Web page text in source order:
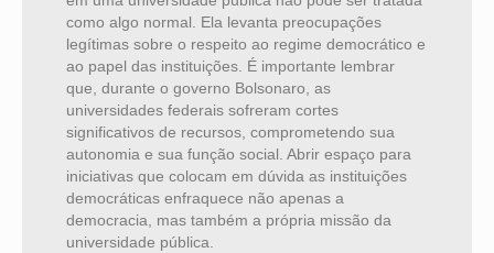
como algo normal. Ela levanta preocupações
legítimas sobre o respeito ao regime democrático e
ao papel das instituições. É importante lembrar
que, durante o governo Bolsonaro, as
universidades federais sofreram cortes
significativos de recursos, comprometendo sua
autonomia e sua função social. Abrir espaço para
iniciativas que colocam em dúvida as instituições
democráticas enfraquece não apenas a
democracia, mas também a própria missão da
universidade pública.